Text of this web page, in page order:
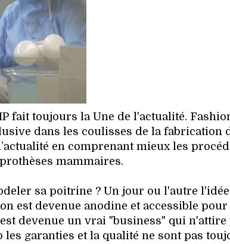
fait toujours la Une de l'actualité.
dans les coulisses de la fabrication
en comprenant mieux les
mammaires.
sa poitrine ? Un jour ou l'autre
est devenue anodine et accessible
devenue un vrai "business" qui n'attire
garanties et la qualité ne sont pas